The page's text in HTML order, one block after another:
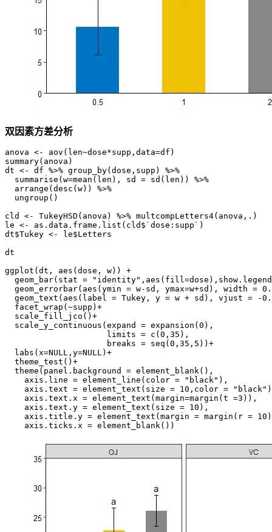
双因素方差分析
anova <- aov(len~dose*supp,data=df)
summary(anova)
dt <- df %>% group_by(dose,supp) %>%
  summarise(w=mean(len), sd = sd(len)) %>%
  arrange(desc(w)) %>%
  ungroup()
cld <- TukeyHSD(anova) %>% multcompLetters4(anova,.)
le <- as.data.frame.list(cld$`dose:supp`)
dt$Tukey <- le$Letters
dt
ggplot(dt, aes(dose, w)) +
geom_bar(stat =
geom_errorbar(aes(ymin = w-sd, ymax=w+sd), width =
geom_text(aes(label = Tukey, y = w + sd), vjust = -
  facet_wrap(~supp)+
  scale_fill_jco()+
  scale_y_continuous(expand = expansion(0),
                     limits = c(0,35),
                     breaks = seq(0,35,5))+
  labs(x=NULL,y=NULL)+
  theme_test()+
  theme(panel.background = element_blank(),
    axis.line = element_line(color = "black"),
axis.text = element_text(size = 10,color =
    axis.text.x = element_text(margin=margin(t =3)),
    axis.text.y = element_text(size = 10),
axis.title.y = element_text(margin = margin(r =